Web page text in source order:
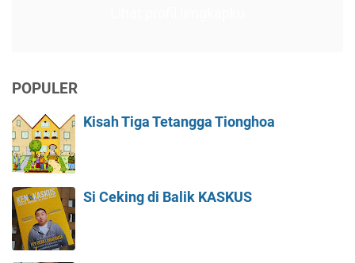
POPULER
Kisah Tiga Tetangga Tionghoa
Si Ceking di Balik KASKUS